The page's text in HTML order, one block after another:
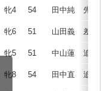
牝4 54 田中純 先
牝6 51 山田義 差
牝5 51 中山蓮 追
牝8 54 田中直 追